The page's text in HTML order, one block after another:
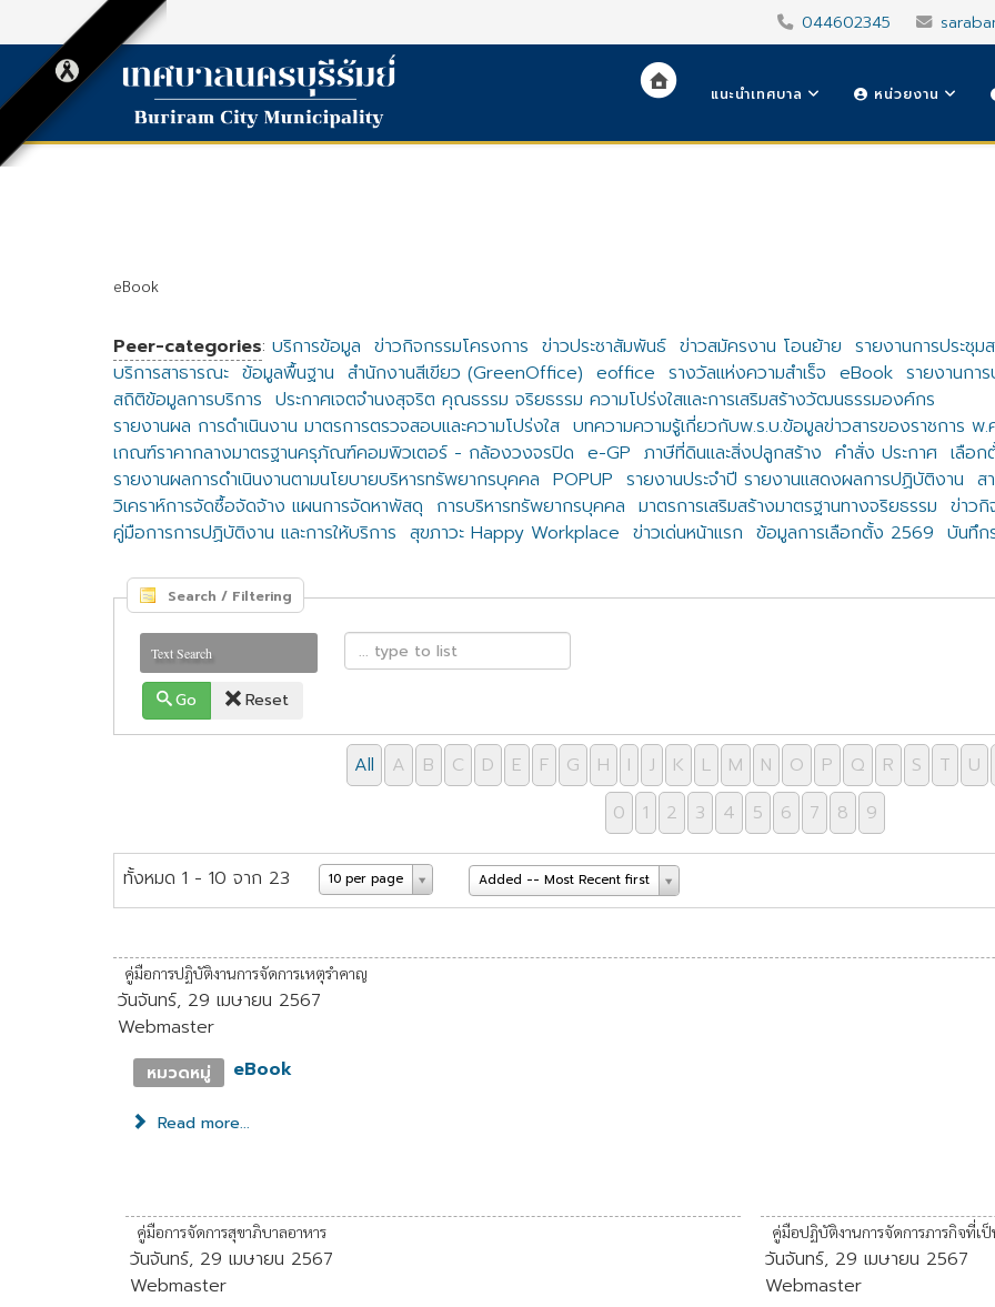
044602345
แนะนำเทศบาล หน่วยงาน
eBook
Peer-categories: บริการข้อมูล ข่าวกิจกรรมโครงการ ข่าวประชาสัมพันธ์ ข่าวสมัครงาน โอนย้าย รายงานการประชุม
บริการสาธารณะ ข้อมูลพื้นฐาน สำนักงานสีเขียว (GreenOffice) eoffice รางวัลแห่งความสำเร็จ eBook รายงานกา
สถิติข้อมูลการบริการ ประกาศเจตจำนงสุจริต คุณธรรม จริยธรรม ความโปร่งใสและการเสริมสร้างวัฒนธรรมองค์กร
รายงานผล การดำเนินงาน มาตรการตรวจสอบและความโปร่งใส บทความความรู้เกี่ยวกับพ.ร.บ.ข้อมูลข่าวสารของราชการ
เกณฑ์ราคากลางมาตรฐานครุภัณฑ์คอมพิวเตอร์ - กล้องวงจรปิด e-GP ภาษีที่ดินและสิ่งปลูกสร้าง คำสั่ง ประกาศ เลือ
รายงานผลการดำเนินงานตามนโยบายบริหารทรัพยากรบุคคล POPUP รายงานประจำปี รายงานแสดงผลการปฏิบัติงาน ส
วิเคราห์การจัดซื้อจัดจ้าง แผนการจัดหาพัสดุ การบริหารทรัพยากรบุคคล มาตรการเสริมสร้างมาตรฐานทางจริยธรรม ข่าวกิ
คู่มือการการปฏิบัติงาน และการให้บริการ สุขภาวะ Happy Workplace ข่าวเด่นหน้าแรก ข้อมูลการเลือกตั้ง 2569 บันทึก
Search / Filtering
Text Search
Go Reset
All A B C D E F G H I J K L M N O P Q R S T U
0
1 2 3 4 5 6 7 8 9
ทั้งหมด 1 - 10 จาก 23 10 per page Added -- Most Recent first
คู่มือการปฏิบัติงานการจัดการเหตุรำคาญ
วันจันทร์, 29 เมษายน 2567
Webmaster
หมวดหมู่ eBook
Read more...
คู่มือการจัดการสุขาภิบาลอาหาร
วันจันทร์, 29 เมษายน 2567
Webmaster
คู่มือปฏิบัติงานการจัดการภารกิจที่เ
วันจันทร์, 29 เมษายน 2567
Webmaster